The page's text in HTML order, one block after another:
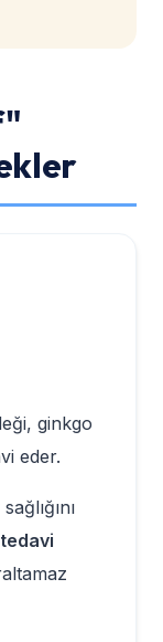
ginkgo
eder.